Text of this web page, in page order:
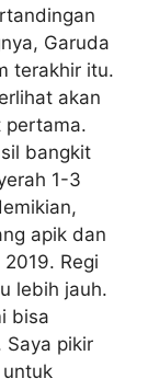
Garuda
terakhir itu.
akan
pertama.
bangkit
1-3
apik dan
Regi
lebih jauh.
bisa
Saya pikir